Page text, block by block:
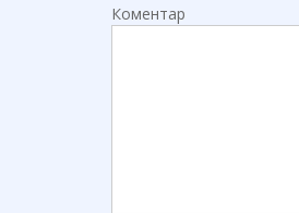
Коментар